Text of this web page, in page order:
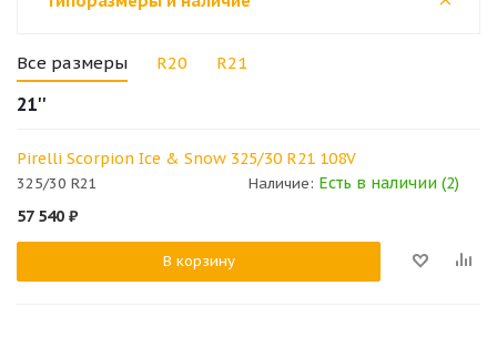
Все размеры R20 R21
21''
Pirelli Scorpion Ice & Snow 325/30 R21 108V
325/30 R21 Наличие: Есть в наличии (2)
57 540 ₽
В корзину